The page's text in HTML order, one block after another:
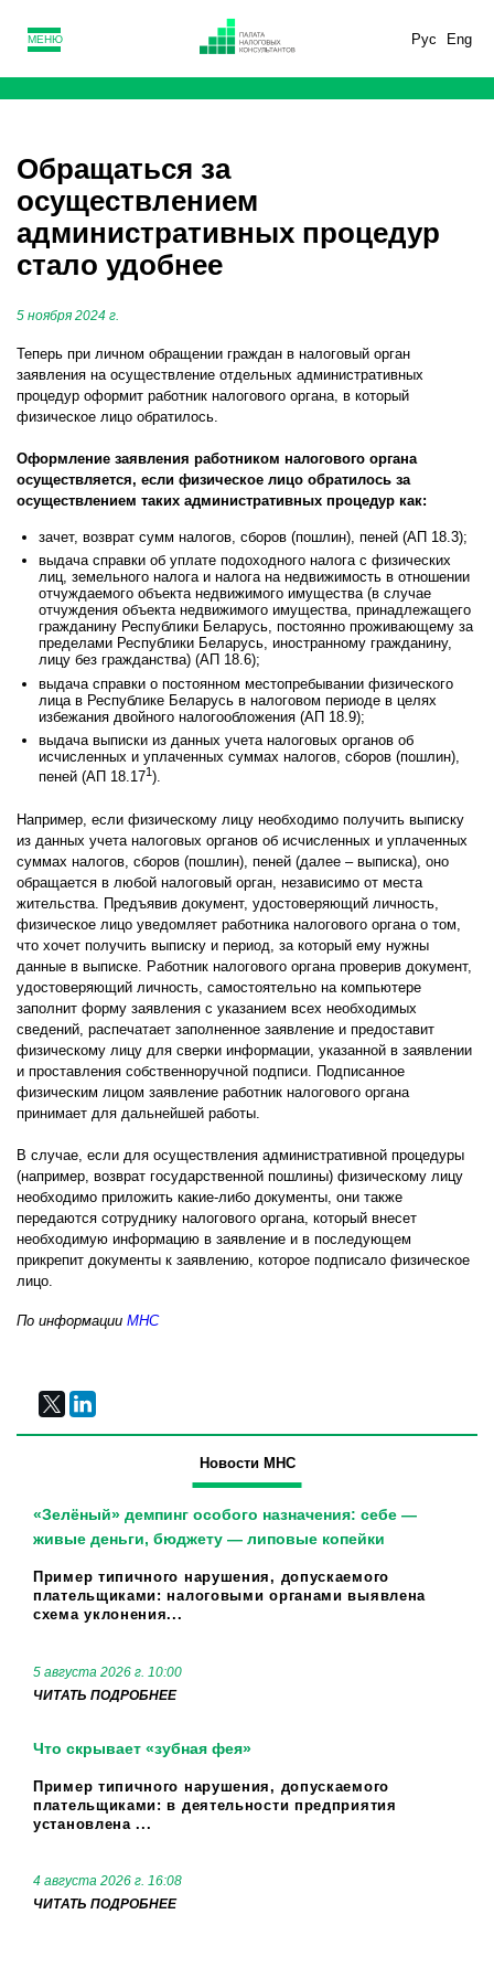
Рус Eng
МЕНЮ
Обращаться за
осуществлением
административных процедур
стало удобнее
5 ноября 2024 г.
Теперь при личном обращении граждан в налоговый орган
заявления на осуществление отдельных административных
процедур оформит работник налогового органа, в который
физическое лицо обратилось.
Оформление заявления работником налогового органа
осуществляется, если физическое лицо обратилось за
осуществлением таких административных процедур как:
зачет, возврат сумм налогов, сборов (пошлин), пеней (АП 18.3);
выдача справки об уплате подоходного налога с физических
лиц, земельного налога и налога на недвижимость в отношении
отчуждаемого объекта недвижимого имущества (в случае
отчуждения объекта недвижимого имущества, принадлежащего
гражданину Республики Беларусь, постоянно проживающему за
пределами Республики Беларусь, иностранному гражданину,
лицу без гражданства) (АП 18.6);
выдача справки о постоянном местопребывании физического
лица в Республике Беларусь в налоговом периоде в целях
избежания двойного налогообложения (АП 18.9);
выдача выписки из данных учета налоговых органов об
исчисленных и уплаченных суммах налогов, сборов (пошлин),
пеней (АП 18.171).
Например, если физическому лицу необходимо получить выписку
из данных учета налоговых органов об исчисленных и уплаченных
суммах налогов, сборов (пошлин), пеней (далее – выписка), оно
обращается в любой налоговый орган, независимо от места
жительства. Предъявив документ, удостоверяющий личность,
физическое лицо уведомляет работника налогового органа о том,
что хочет получить выписку и период, за который ему нужны
данные в выписке. Работник налогового органа проверив документ,
удостоверяющий личность, самостоятельно на компьютере
заполнит форму заявления с указанием всех необходимых
сведений, распечатает заполненное заявление и предоставит
физическому лицу для сверки информации, указанной в заявлении
и проставления собственноручной подписи. Подписанное
физическим лицом заявление работник налогового органа
принимает для дальнейшей работы.
В случае, если для осуществления административной процедуры
(например, возврат государственной пошлины) физическому лицу
необходимо приложить какие-либо документы, они также
передаются сотруднику налогового органа, который внесет
необходимую информацию в заявление и в последующем
прикрепит документы к заявлению, которое подписало физическое
лицо.
По информации МНС
Новости МНС
«Зелёный» демпинг особого назначения: себе —
живые деньги, бюджету — липовые копейки
Пример типичного нарушения, допускаемого
плательщиками: налоговыми органами выявлена
схема уклонения...
5 августа 2026 г. 10:00
ЧИТАТЬ ПОДРОБНЕЕ
Что скрывает «зубная фея»
Пример типичного нарушения, допускаемого
плательщиками: в деятельности предприятия
установлена ...
4 августа 2026 г. 16:08
ЧИТАТЬ ПОДРОБНЕЕ